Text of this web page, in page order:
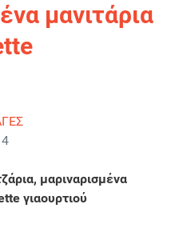
μανιτάρια
μαριναρισμένα
γιαουρτιού